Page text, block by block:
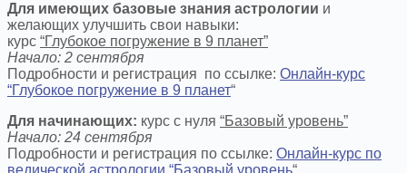
Для имеющих базовые знания астрологии и
желающих улучшить свои навыки:
курс “Глубокое погружение в 9 планет”
Начало: 2 сентября
Подробности и регистрация по ссылке: Онлайн-курс
“Глубокое погружение в 9 планет“
Для начинающих: курс с нуля “Базовый уровень”
Начало: 24 сентября
Подробности и регистрация по ссылке: Онлайн-курс по